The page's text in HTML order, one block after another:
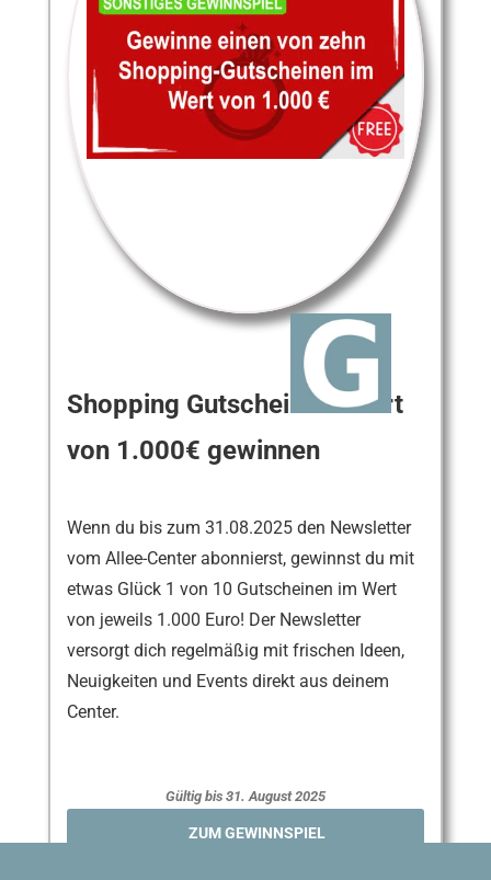
Shopping Gutschein im Wert
von 1.000€ gewinnen
Wenn du bis zum 31.08.2025 den Newsletter
vom Allee-Center abonnierst, gewinnst du mit
etwas Glück 1 von 10 Gutscheinen im Wert
von jeweils 1.000 Euro! Der Newsletter
versorgt dich regelmäßig mit frischen Ideen,
Neuigkeiten und Events direkt aus deinem
Center.
Gültig bis 31. August 2025
ZUM GEWINNSPIEL